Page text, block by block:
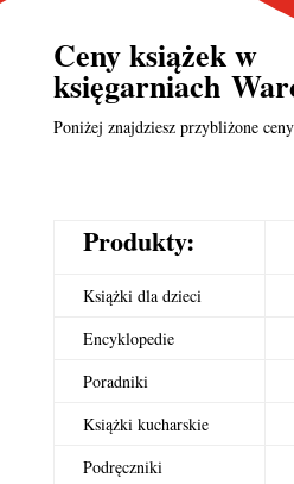
Ceny książek w
księgarniach
Poniżej znajdziesz przybliżone
Produkty:
Książki dla dzieci
Encyklopedie
Poradniki
Książki kucharskie
Podręczniki